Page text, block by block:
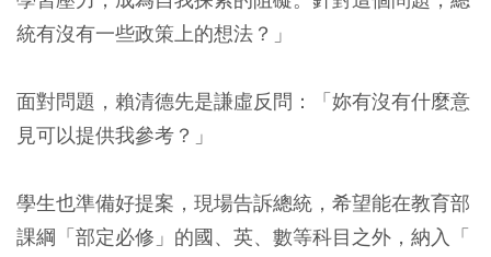
統有沒有一些政策上的想法？」
面對問題，賴清德先是謙虛反問：「妳有沒有什麼意
見可以提供我參考？」
學生也準備好提案，現場告訴總統，希望能在教育部
課綱「部定必修」的國、英、數等科目之外，納入「